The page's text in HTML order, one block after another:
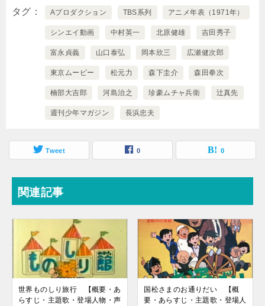
タグ Aプロダクション TBS系列 アニメ年表（1971年）
シンエイ動画 中村英一 北原健雄 吉田秀子
富永貞義 山口泰弘 岡本欣三 広瀬健次郎
東京ムービー 松元力 森下圭介 森田拳次
楠部大吉郎 河島治之 珍豪ムチャ兵衛 辻真先
週刊少年マガジン 長浜忠夫
Tweet 0 0
関連記事
世界ものしり旅行 【概要・あ
らすじ・主題歌・登場人物・声
国松さまのお通りだい 【概
要・あらすじ・主題歌・登場人